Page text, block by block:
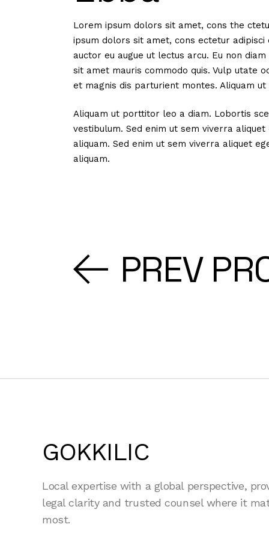
Lorem ipsum dolors sit amet, cons the
ipsum dolors sit amet, cons ectetur
auctor eu augue ut lectus arcu. Eu non
sit amet mauris commodo quis. Vulp utate
et magnis dis parturient montes. Aliquam
Aliquam ut porttitor leo a diam. Lobortis
vestibulum. Sed enim ut sem viverra
aliquam. Sed enim ut sem viverra aliquet
aliquam.
PREV
GOKKILIC
Local expertise with a global perspective,
legal clarity and trusted counsel where it
most.